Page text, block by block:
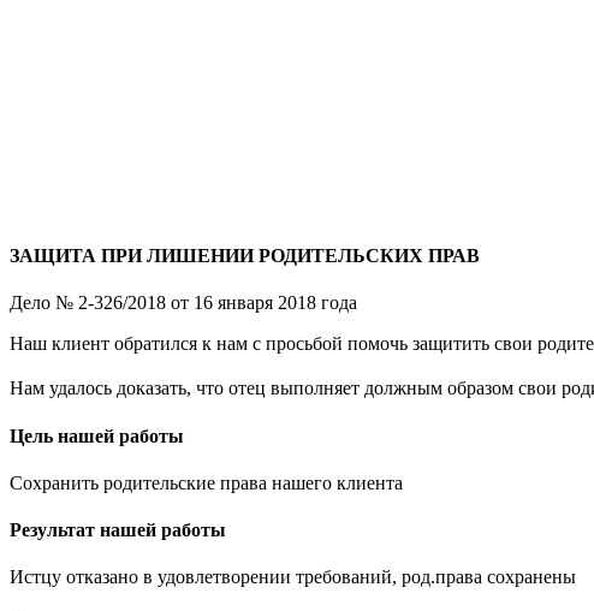
ЗАЩИТА ПРИ ЛИШЕНИИ РОДИТЕЛЬСКИХ ПРАВ
Дело № 2-326/2018 от 16 января 2018 года
Наш клиент обратился к нам с просьбой помочь защитить свои
Нам удалось доказать, что отец выполняет должным образом свои
Цель нашей работы
Сохранить родительские права нашего клиента
Результат нашей работы
Истцу отказано в удовлетворении требований, род.права сохранены